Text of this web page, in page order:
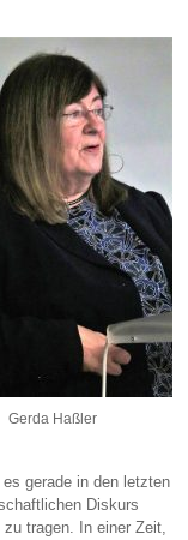
Gerda Haßler
gerade in den letzten
Diskurs
tragen. In einer Zeit,